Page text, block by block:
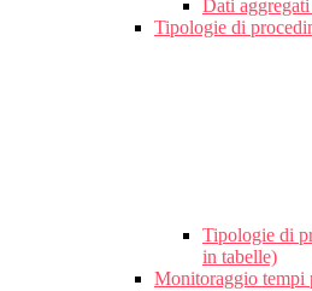
Dati
Tipologie di
Tipologie di
in tabelle)
Monitoraggio tempi